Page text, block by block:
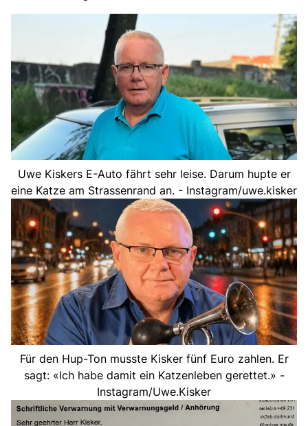
Uwe Kiskers E-Auto fährt sehr leise. Darum hupte er
eine Katze am Strassenrand an. - Instagram/uwe.kisker
Für den Hup-Ton musste Kisker fünf Euro zahlen. Er
sagt: «Ich habe damit ein Katzenleben gerettet.» -
Instagram/Uwe.Kisker